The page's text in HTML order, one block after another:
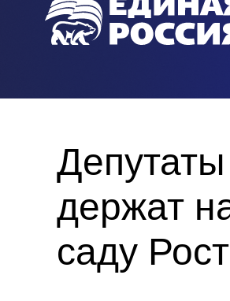
держат
саду